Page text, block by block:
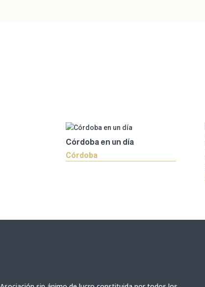
Córdoba en un día
Córdoba